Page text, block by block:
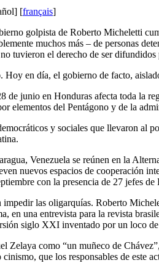
[français]
golpista de Roberto Micheletti
muchos más – de personas
tuvieron el derecho de ser
Hoy en día, el gobierno de facto,
de junio en Honduras afecta toda la
elementos del Pentágono y de la
y sociales que llevaron
Venezuela se reúnen en la
nuevos espacios de cooperación
con la presencia de 27 jefes de
impedir las oligarquías. Roberto
en una entrevista para la revista
siglo XXI inventado por un loco
Zelaya como “un muñeco de
que los responsables de este